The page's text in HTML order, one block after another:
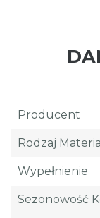
Producent
Rodzaj
Wypełnienie
Sezonowość